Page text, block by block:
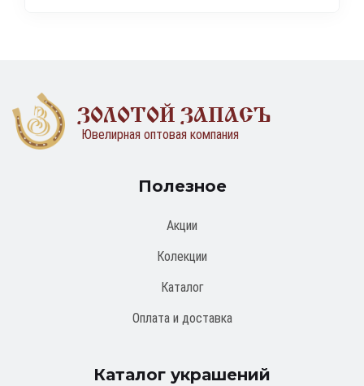
ЗОЛОТОЙ ЗАПАСЪ
Ювелирная оптовая компания
Полезное
Акции
Колекции
Каталог
Оплата и доставка
Каталог украшений